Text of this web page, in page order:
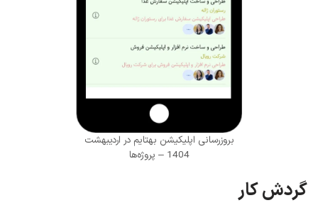
بروزرسانی اپلیکیشن بهتایم در اردیبهشت
1404 – پروژه‌ها
گردش کار